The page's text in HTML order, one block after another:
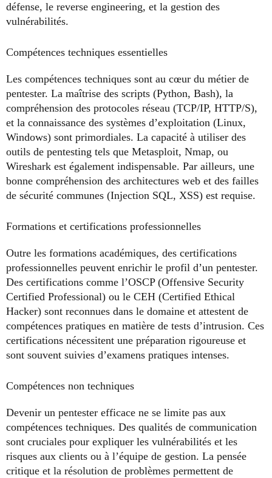
défense, le reverse engineering, et la gestion des
vulnérabilités.
Compétences techniques essentielles
Les compétences techniques sont au cœur du métier de
pentester. La maîtrise des scripts (Python, Bash), la
compréhension des protocoles réseau (TCP/IP, HTTP/S),
et la connaissance des systèmes d’exploitation (Linux,
Windows) sont primordiales. La capacité à utiliser des
outils de pentesting tels que Metasploit, Nmap, ou
Wireshark est également indispensable. Par ailleurs, une
bonne compréhension des architectures web et des failles
de sécurité communes (Injection SQL, XSS) est requise.
Formations et certifications professionnelles
Outre les formations académiques, des certifications
professionnelles peuvent enrichir le profil d’un pentester.
Des certifications comme l’OSCP (Offensive Security
Certified Professional) ou le CEH (Certified Ethical
Hacker) sont reconnues dans le domaine et attestent de
compétences pratiques en matière de tests d’intrusion. Ces
certifications nécessitent une préparation rigoureuse et
sont souvent suivies d’examens pratiques intenses.
Compétences non techniques
Devenir un pentester efficace ne se limite pas aux
compétences techniques. Des qualités de communication
sont cruciales pour expliquer les vulnérabilités et les
risques aux clients ou à l’équipe de gestion. La pensée
critique et la résolution de problèmes permettent de